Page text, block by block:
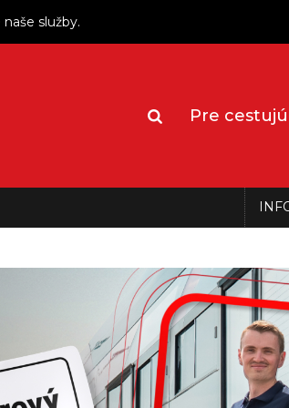
služby.
Pre